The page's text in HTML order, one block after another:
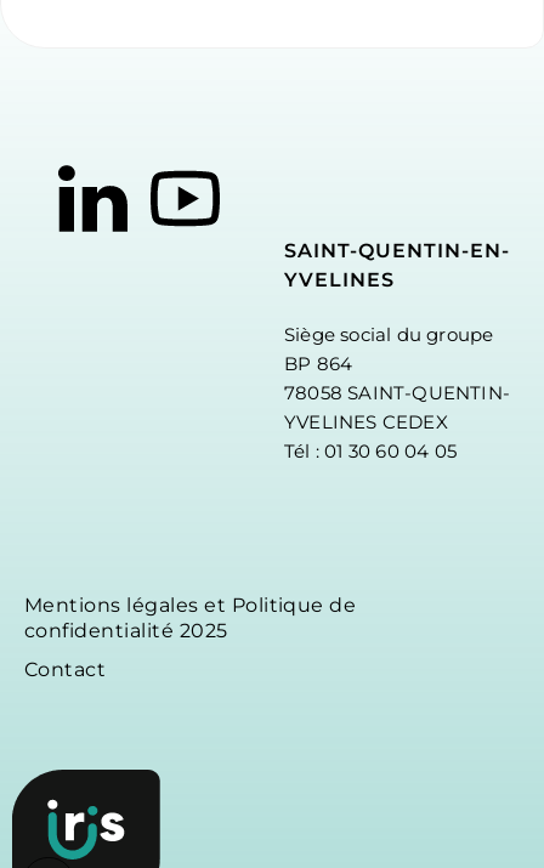
SAINT-QUENTIN-EN-
YVELINES
Siège social du groupe
BP 864
78058 SAINT-QUENTIN-
YVELINES CEDEX
Tél : 01 30 60 04 05
Mentions légales et Politique de
confidentialité 2025
Contact